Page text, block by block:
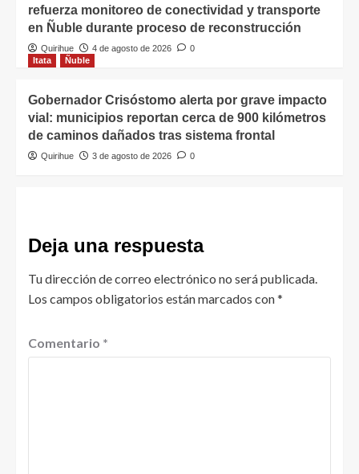
refuerza monitoreo de conectividad y transporte
en Ñuble durante proceso de reconstrucción
Quirihue 4 de agosto de 2026
0
Itata
Ñuble
Gobernador Crisóstomo alerta por grave impacto
vial: municipios reportan cerca de 900 kilómetros
de caminos dañados tras sistema frontal
Quirihue 3 de agosto de 2026 0
Deja una respuesta
Tu dirección de correo electrónico no será publicada.
Los campos obligatorios están marcados con*
Comentario *